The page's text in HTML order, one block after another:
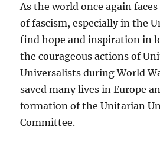
As the world once again
of fascism, especially in the
find hope and inspiration in
the courageous actions of
Universalists during World
saved many lives in Europe
formation of the Unitarian
Committee.